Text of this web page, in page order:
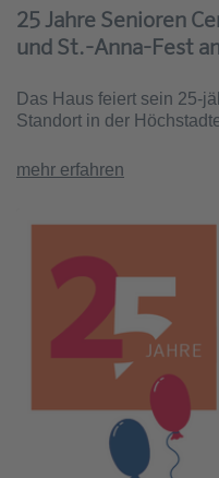
25 Jahre Senioren
und St.-Anna-Fest
Das Haus feiert sein 25-
Standort in der
mehr erfahren